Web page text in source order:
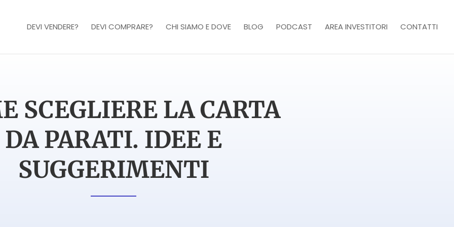
DEVI VENDERE? DEVI COMPRARE? CHI SIAMO E DOVE BLOG PODCAST AREA INVESTITORI CONTATTI
SCEGLIERE LA CARTA
DA PARATI. IDEE E
SUGGERIMENTI